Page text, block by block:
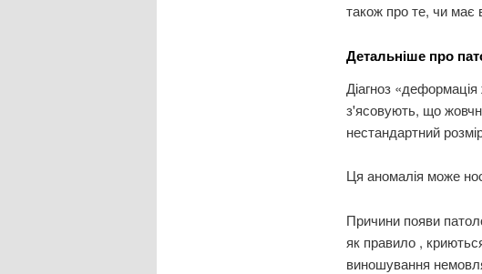
також про те, чи має
Детальніше про
Діагноз
з'ясовують, що
нестандартний
Ця аномалія може
Причини появи
як правило ,
виношування